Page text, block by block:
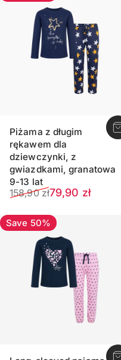
Piżama z długim
rękawem dla
dziewczynki, z
gwiazdkami, granatowa
9-13 lat
Sale price79,90 zł
Regular price
158,90 zł
Save 50%